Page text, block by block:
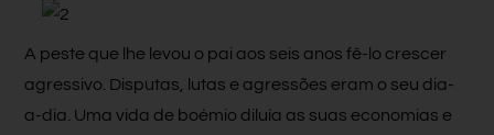
A peste que lhe levou o pai aos seis anos fê-lo crescer
agressivo. Disputas, lutas e agressões eram o seu dia-
a-dia. Uma vida de boémio diluía as suas economias e